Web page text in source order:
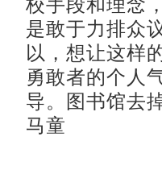
校手段和理念
是敢于力排众
以，想让这样
勇敢者的个人
导。图书馆去
马童